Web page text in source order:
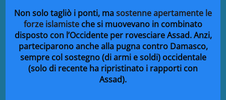
Non solo tagliò i ponti, masostenne apertamente le
forze islamiste che si muovevano in combinato
disposto con l’Occidente per rovesciare Assad. Anzi,
parteciparono anche alla pugna contro Damasco,
sempre col sostegno (di armi e soldi) occidentale
(solo di recente ha ripristinato i rapporti con
Assad).